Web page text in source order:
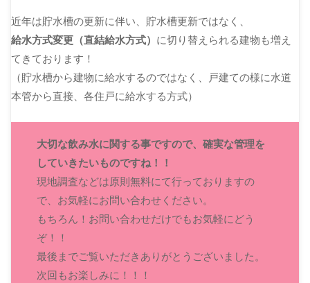
近年は貯水槽の更新に伴い、貯水槽更新ではなく、
給水方式変更（直結給水方式） に切り替えられる建物も増え
てきております！
（貯水槽から建物に給水するのではなく、戸建ての様に水道
本管から直接、各住戸に給水する方式）
大切な飲み水に関する事ですので、確実な管理を
していきたいものですね！！
現地調査などは原則無料にて行っておりますの
で、お気軽にお問い合わせください。
もちろん！お問い合わせだけでもお気軽にどう
ぞ！！
最後までご覧いただきありがとうございました。
次回もお楽しみに！！！